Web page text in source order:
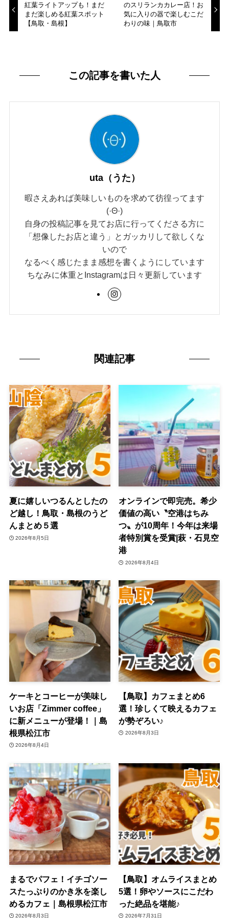
紅葉ライトアップも！まだ
まだ楽しめる紅葉スポット
【鳥取・島根】
のスリランカカレー店！お
気に入りの器で楽しむこだ
わりの味｜鳥取市
この記事を書いた人
uta（うた）
暇さえあれば美味しいものを求めて彷徨ってます
(·Θ·)
自身の投稿記事を見てお店に行ってくださる方に
「想像したお店と違う」とガッカリして欲しくな
いので
なるべく感じたまま感想を書くようにしています
ちなみに体重とInstagramは日々更新しています
関連記事
夏に嬉しいつるんとしたの
ど越し！鳥取・島根のうど
んまとめ５選
2026年8月5日
オンラインで即完売。希少
価値の高い〝空港はちみ
つ〟が10周年！今年は来場
者特別賞を受賞|萩・石見空
港
2026年8月4日
ケーキとコーヒーが美味し
いお店「Zimmer coffee」
に新メニューが登場！｜島
根県松江市
2026年8月4日
【鳥取】カフェまとめ6
選！珍しくて映えるカフェ
が勢ぞろい♪
2026年8月3日
まるでパフェ！イチゴソー
スたっぷりのかき氷を楽し
めるカフェ｜島根県松江市
2026年8月3日
【鳥取】オムライスまとめ
5選！卵やソースにこだわ
った絶品を堪能♪
2026年7月31日